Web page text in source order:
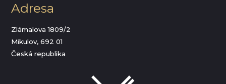
Adresa
Zlámalova 1809/2
Mikulov, 692 01
Česká republika